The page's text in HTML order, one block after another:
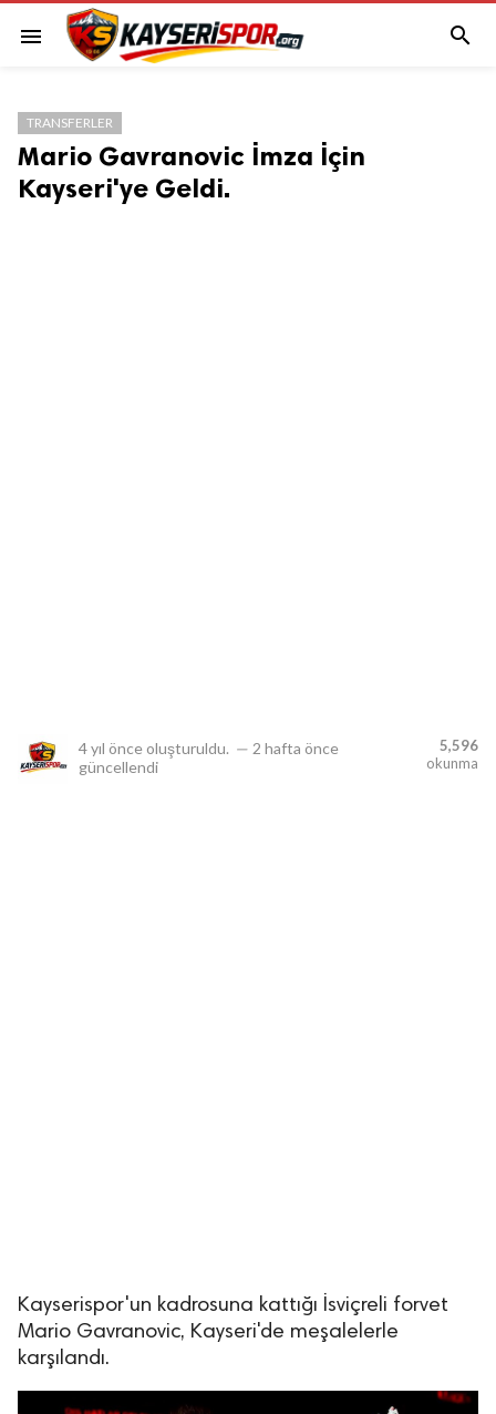
menu 
TRANSFERLER
Mario Gavranovic İmza İçin
Kayseri'ye Geldi.
4 yıl önce oluşturuldu. — 2 hafta önce
güncellendi
5,596
okunma
Kayserispor'un kadrosuna kattığı İsviçreli forvet
Mario Gavranovic, Kayseri'de meşalelerle
karşılandı.